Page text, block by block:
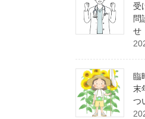
受
問
せ
臨
末
つ